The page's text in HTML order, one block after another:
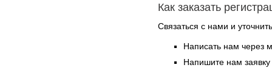
Как заказать
Связаться с нами и
Написать нам через
Напишите нам